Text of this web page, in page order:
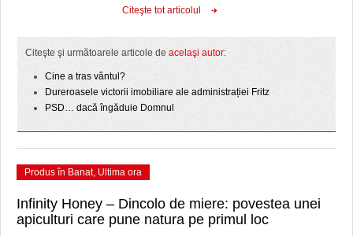
Citeşte tot articolul
Citeşte şi următoarele articole de acelaşi autor:
Cine a tras vântul?
Dureroasele victorii imobiliare ale administrației Fritz
PSD… dacă îngăduie Domnul
Produs în Banat, Ultima ora
Infinity Honey – Dincolo de miere: povestea unei
apiculturi care pune natura pe primul loc